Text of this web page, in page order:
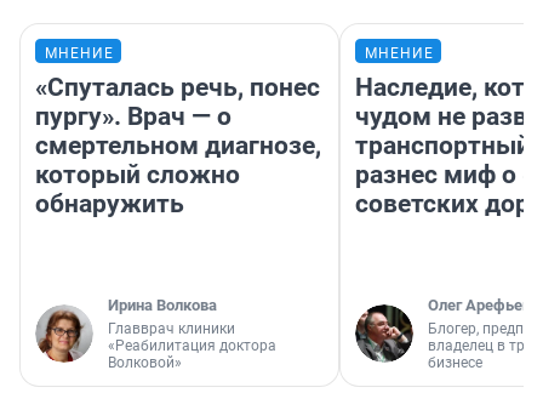
МНЕНИЕ
«Спуталась речь, понес
пургу». Врач — о
смертельном диагнозе,
который сложно
обнаружить
Ирина Волкова
Главврач клиники
«Реабилитация доктора
Волковой»
МНЕНИЕ
Наследие,
чудом не
транспортный
разнес миф о
советских
Олег Арефьев
Блогер,
владелец в
бизнесе